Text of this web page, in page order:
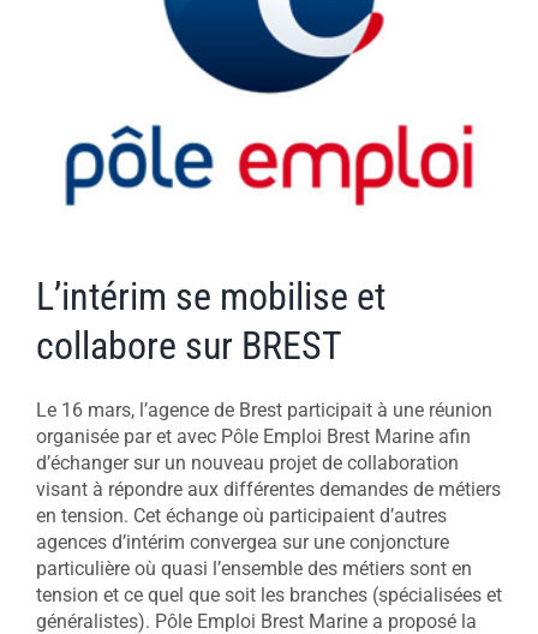
L’intérim se mobilise et
collabore sur BREST
Le 16 mars, l’agence de Brest participait à une réunion
organisée par et avec Pôle Emploi Brest Marine afin
d’échanger sur un nouveau projet de collaboration
visant à répondre aux différentes demandes de métiers
en tension. Cet échange où participaient d’autres
agences d’intérim convergea sur une conjoncture
particulière où quasi l’ensemble des métiers sont en
tension et ce quel que soit les branches (spécialisées et
généralistes). Pôle Emploi Brest Marine a proposé la